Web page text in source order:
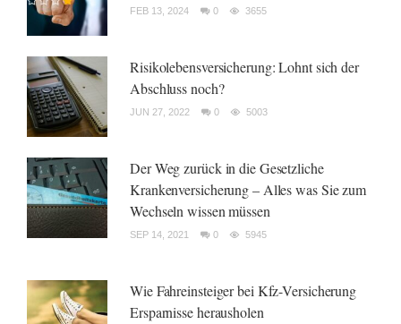
FEB 13, 2024 0 3655
Risikolebensversicherung: Lohnt sich der
Abschluss noch?
JUN 27, 2022 0 5003
Der Weg zurück in die Gesetzliche
Krankenversicherung – Alles was Sie zum
Wechseln wissen müssen
SEP 14, 2021 0 5945
Wie Fahreinsteiger bei Kfz-Versicherung
Ersparnisse herausholen